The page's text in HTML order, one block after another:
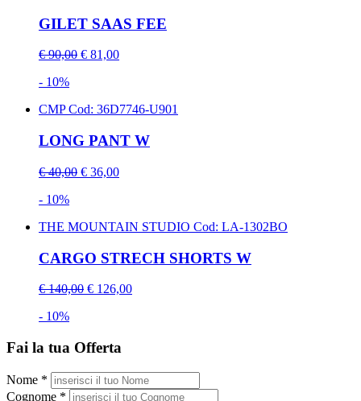
GILET SAAS FEE
€ 90,00 € 81,00
- 10%
CMPCod: 36D7746-U901
LONG PANT W
€ 40,00 € 36,00
- 10%
THE MOUNTAIN STUDIO Cod: LA-1302BO
CARGO STRECH SHORTS W
€ 140,00 € 126,00
- 10%
Fai la tua Offerta
Nome *
Cognome *